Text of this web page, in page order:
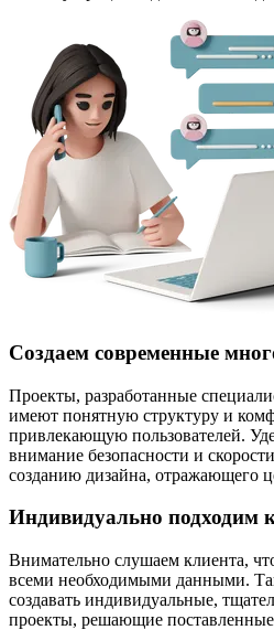
Создаем современные
Проекты, разработанные
имеют понятную структуру и
привлекающую пользователей.
внимание безопасности и
созданию дизайна, отражающего
Индивидуально подходим
Внимательно слушаем клиента,
всеми необходимыми данными.
создавать индивидуальные,
проекты, решающие поставленные